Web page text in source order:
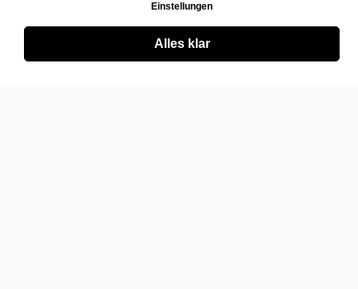
Einstellungen
Alles klar